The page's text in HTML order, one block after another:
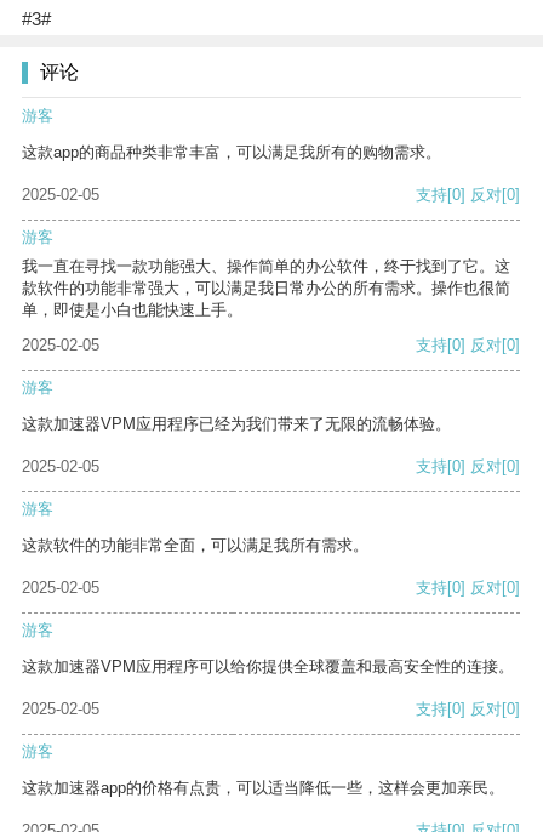
#3#
评论
游客
这款app的商品种类非常丰富，可以满足我所有的购物需求。
2025-02-05 支持[0] 反对[0]
游客
我一直在寻找一款功能强大、操作简单的办公软件，终于找到了它。这
款软件的功能非常强大，可以满足我日常办公的所有需求。操作也很简
单，即使是小白也能快速上手。
2025-02-05
支持[0] 反对[0]
游客
这款加速器VPM应用程序已经为我们带来了无限的流畅体验。
2025-02-05 支持[0] 反对[0]
游客
这款软件的功能非常全面，可以满足我所有需求。
2025-02-05 支持[0] 反对[0]
游客
这款加速器VPM应用程序可以给你提供全球覆盖和最高安全性的连接。
2025-02-05 支持[0] 反对[0]
游客
这款加速器app的价格有点贵，可以适当降低一些，这样会更加亲民。